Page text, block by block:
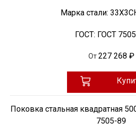
Марка стали:
ГОСТ: ГОСТ
От 227 268 ₽
Поковка стальная квадратная
7505-89